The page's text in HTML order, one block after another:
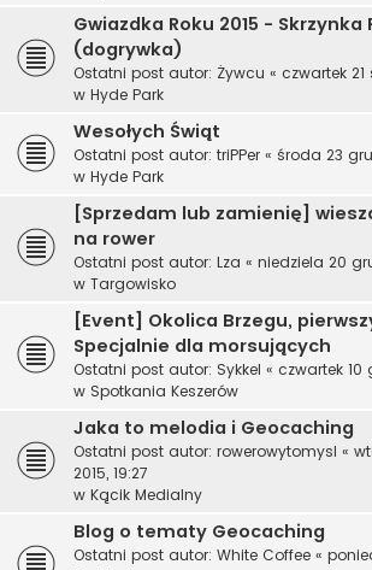
Gwiazdka Roku 2015 - Skrzynka
(dogrywka)
Ostatni post autor: Żywcu « czwartek 21
w Hyde Park
Wesołych Świąt
Ostatni post autor: triPPer « środa 23
w Hyde Park
[Sprzedam lub zamienię]
na rower
Ostatni post autor: Lza « niedziela 20
w Targowisko
[Event] Okolica Brzegu,
Specjalnie dla morsujących
Ostatni post autor: Sykkel « czwartek 10
w Spotkania Keszerów
Jaka to melodia i Geocaching
Ostatni post autor: rowerowytomysl «
2015, 19:27
w Kącik Medialny
Blog o tematy Geocaching
Ostatni post autor: White Coffee «